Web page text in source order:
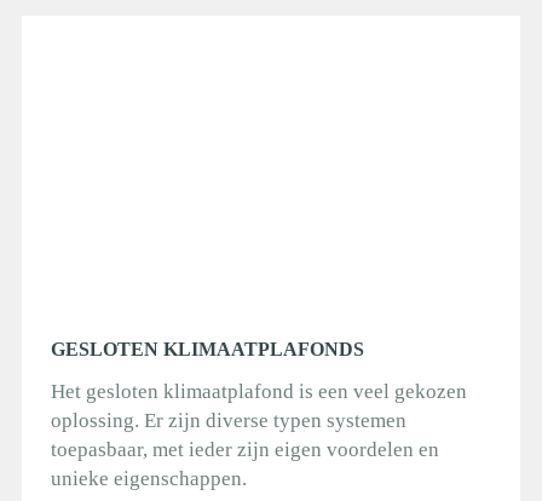
GESLOTEN KLIMAATPLAFONDS
Het gesloten klimaatplafond is een veel gekozen
oplossing. Er zijn diverse typen systemen
toepasbaar, met ieder zijn eigen voordelen en
unieke eigenschappen.